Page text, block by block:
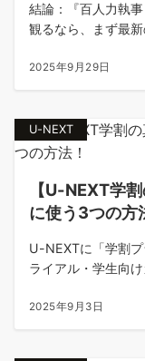
結論：『百人力執
観るなら、まず最
2025年9月29日
U-NEXT
【U-NEXT学
に使う3つの方
U-NEXTに「学割
ライアル・学生向
2025年9月3日